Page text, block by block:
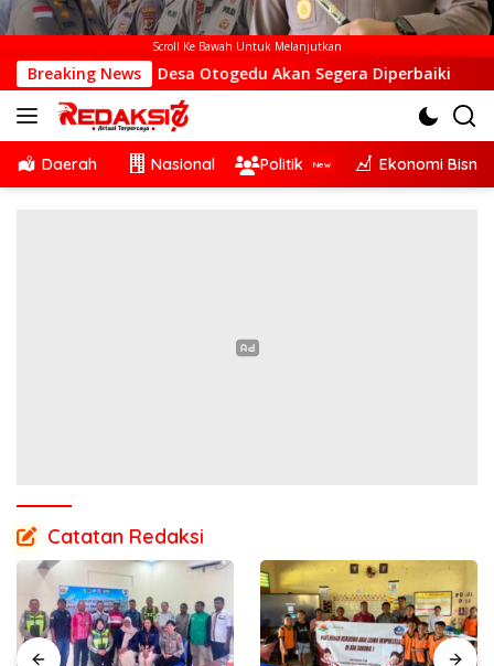
Scroll Ke Bawah Untuk Melanjutkan
Breaking News
di Desa Otogedu Akan Segera Diperbaiki Sinergi
Daerah Nasional Politik Ekonomi Bisnis
Catatan Redaksi